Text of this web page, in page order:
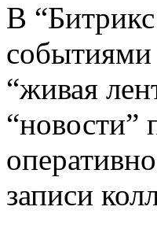
В
“живая
“новости”
записи